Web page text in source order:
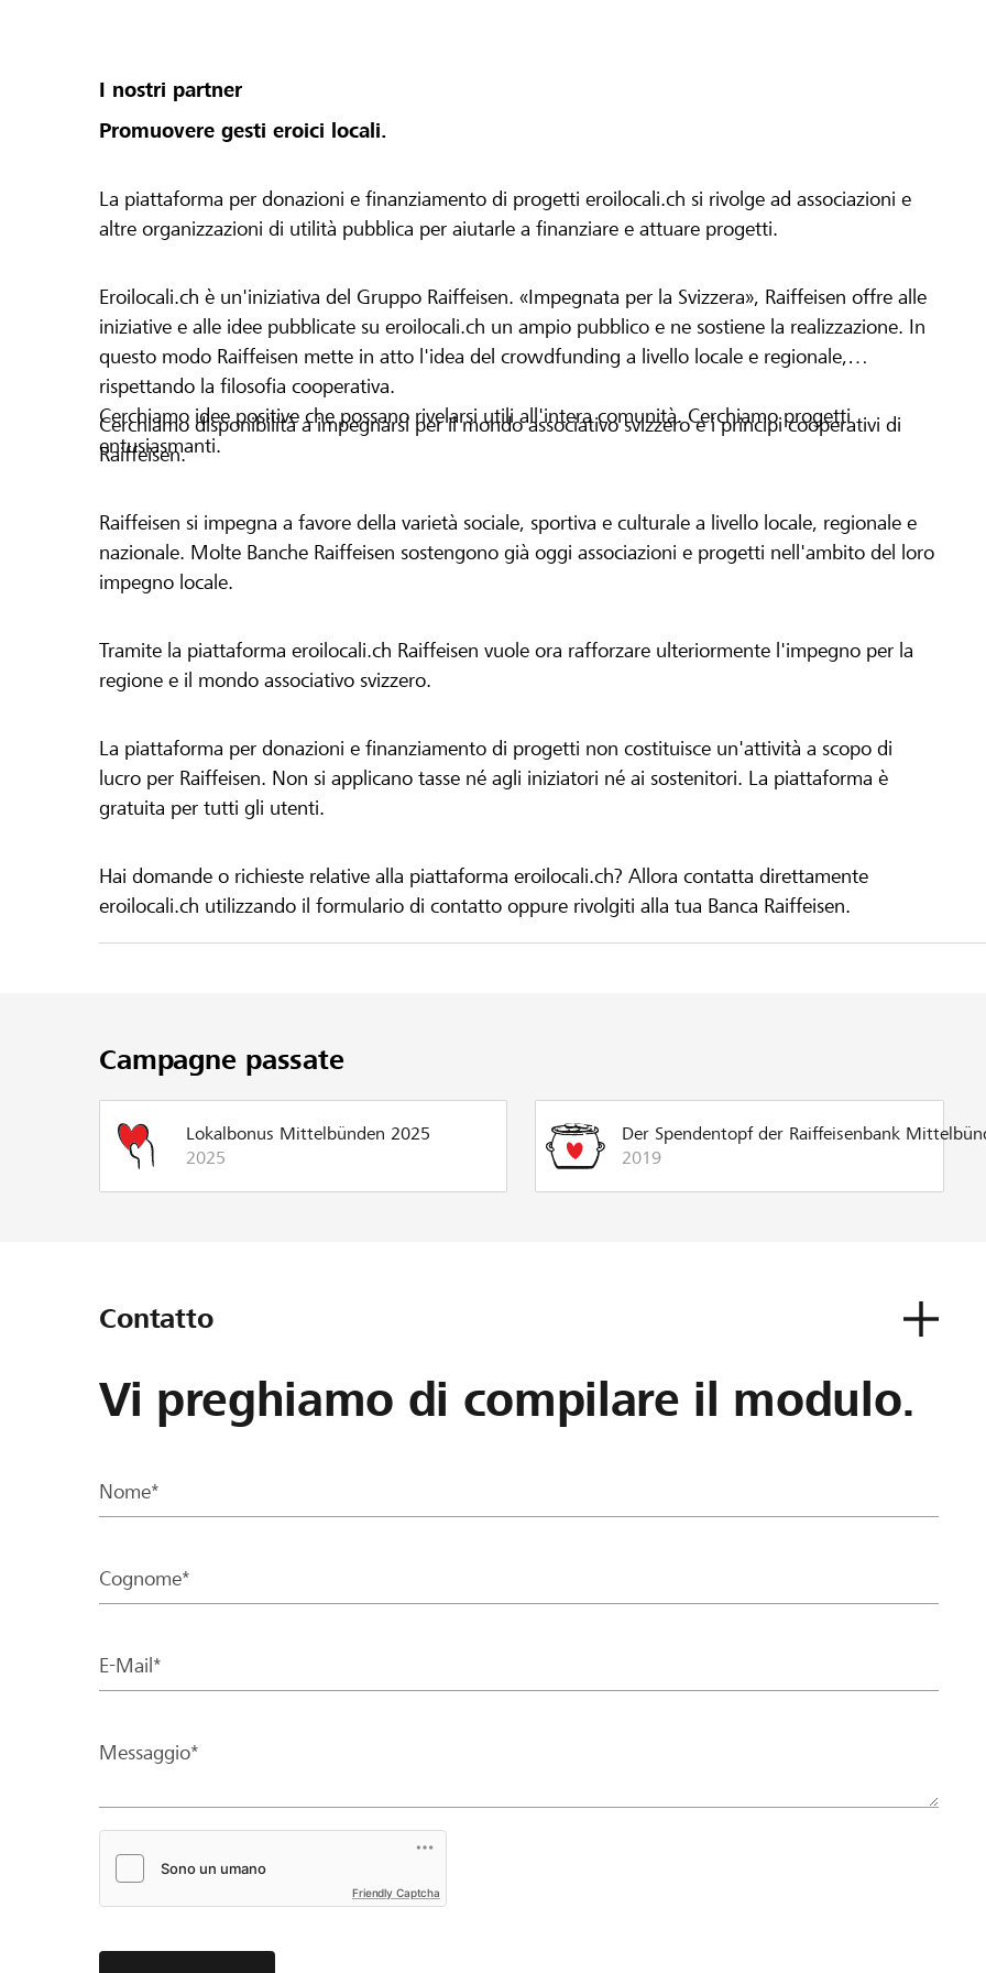
lokalhelden.ch * Unter "Bankregion" siehst du 14 Tagen nachdem
deine Organisation aktiv geschaltet wurde oder dein Projekt in die
angenommen oder abgelehnt wurdest. * Die Raiffeisenbank
Mittelbünden behält sich das Recht vor, Projekte oder
Organisationsprofile vom Lokalbonus auszuschliessen.
I nostri partner
Promuovere gesti eroici locali.
La piattaforma per donazioni e finanziamento di progetti eroilocali.ch si rivolge ad associazioni e
altre organizzazioni di utilità pubblica per aiutarle a finanziare e attuare progetti.
Eroilocali.ch è un'iniziativa del Gruppo Raiffeisen. «Impegnata per la Svizzera», Raiffeisen offre alle
iniziative e alle idee pubblicate su eroilocali.ch un ampio pubblico e ne sostiene la realizzazione. In
questo modo Raiffeisen mette in atto l'idea del crowdfunding a livello locale e regionale,
rispettando la filosofia cooperativa.
Cerchiamo idee positive che possano rivelarsi utili all'intera comunità. Cerchiamo progetti
entusiasmanti.
Cerchiamo disponibilità a impegnarsi per il mondo associativo svizzero e i principi cooperativi di
Raiffeisen.
Raiffeisen si impegna a favore della varietà sociale, sportiva e culturale a livello locale, regionale e
nazionale. Molte Banche Raiffeisen sostengono già oggi associazioni e progetti nell'ambito del loro
impegno locale.
Tramite la piattaforma eroilocali.ch Raiffeisen vuole ora rafforzare ulteriormente l'impegno per la
regione e il mondo associativo svizzero.
La piattaforma per donazioni e finanziamento di progetti non costituisce un'attività a scopo di
lucro per Raiffeisen. Non si applicano tasse né agli iniziatori né ai sostenitori. La piattaforma è
gratuita per tutti gli utenti.
Hai domande o richieste relative alla piattaforma eroilocali.ch? Allora contatta direttamente
eroilocali.ch utilizzando il formulario di contatto oppure rivolgiti alla tua Banca Raiffeisen.
Campagne passate
Lokalbonus Mittelbünden 2025
2025
Der Spendentopf der Raiffeisenbank
2019
Contatto
Vi preghiamo di compilare il modulo.
Nome*
Cognome*
E-Mail*
Messaggio*
Friendly Captcha